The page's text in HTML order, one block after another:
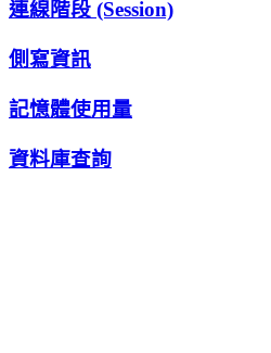
連線階段 (Session)
側寫資訊
記憶體使用量
資料庫查詢